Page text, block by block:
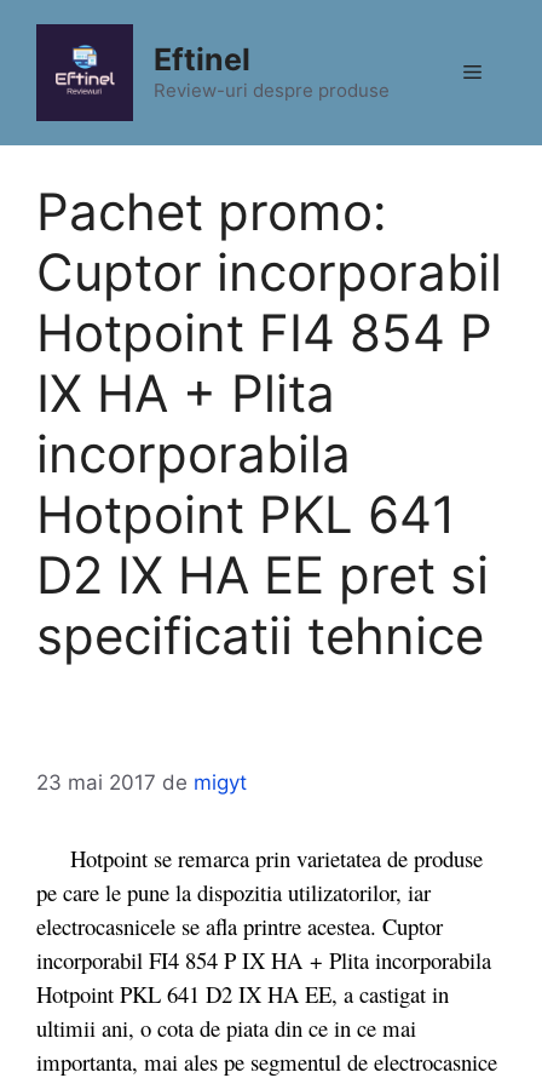
conținut
Eftinel
Review-uri despre produse
Meniu
Pachet promo:
Cuptor incorporabil
Hotpoint FI4 854 P
IX HA + Plita
incorporabila
Hotpoint PKL 641
D2 IX HA EE pret si
specificatii tehnice
23 mai 2017 de migyt
Hotpoint se remarca prin varietatea de produse
pe care le pune la dispozitia utilizatorilor, iar
electrocasnicele se afla printre acestea. Cuptor
incorporabil FI4 854 P IX HA + Plita incorporabila
Hotpoint PKL 641 D2 IX HA EE, a castigat in
ultimii ani, o cota de piata din ce in ce mai
importanta, mai ales pe segmentul de electrocasnice